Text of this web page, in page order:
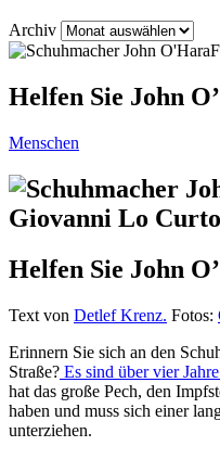
Archiv
Helfen Sie John
Menschen
Helfen Sie John
Text von Detlef Krenz. Fotos:
Erinnern Sie sich an den
Straße? Es sind über vier
hat das große Pech, den
haben und muss sich einer
unterziehen.